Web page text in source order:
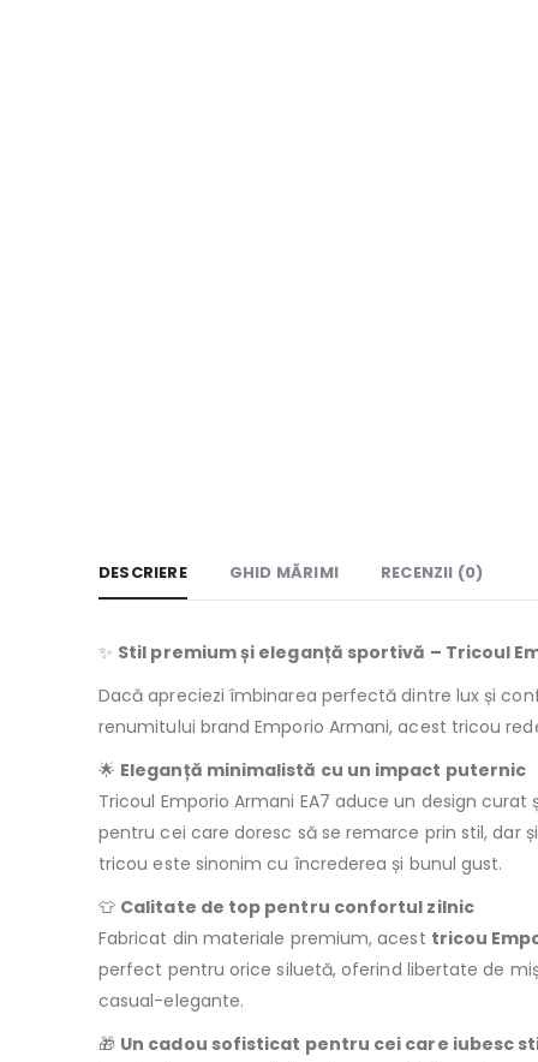
DESCRIERE GHID MĂRIMI RECENZII (0)
✨ Stil premium și eleganță sportivă – Tricoul
Dacă apreciezi îmbinarea perfectă dintre lux și
renumitului brand Emporio Armani, acest tricou
🌟 Eleganță minimalistă cu un impact puternic
Tricoul Emporio Armani EA7 aduce un design
pentru cei care doresc să se remarce prin stil, dar
tricou este sinonim cu încrederea și bunul gust.
👕 Calitate de top pentru confortul zilnic
Fabricat din materiale premium, acest tricou
perfect pentru orice siluetă, oferind libertate de
casual-elegante.
🎁 Un cadou sofisticat pentru cei care iubesc